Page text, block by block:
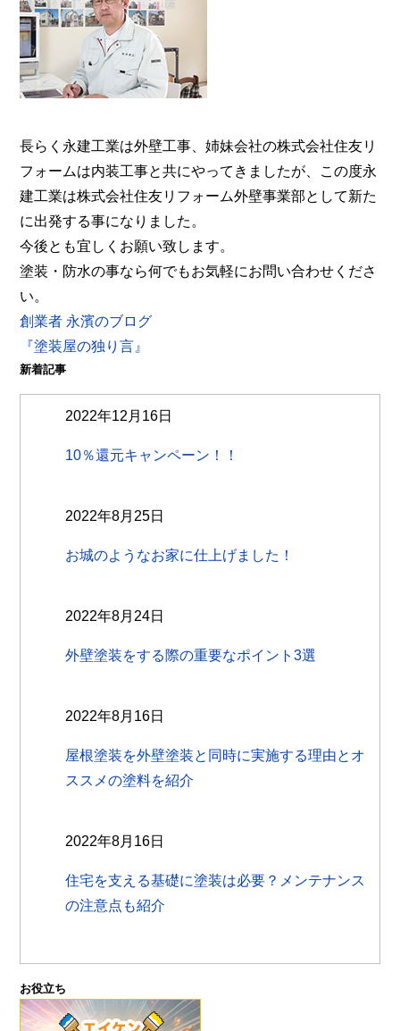
事業部へ。【電話：0800-200-5246/受付：8時～20
時土日対応】メール相談・御見積り依頼は24時間受
付。『後悔しない塗り替えガイドブック』無料進呈
長らく永建工業は外壁工事、姉妹会社の株式会社住友リ
フォームは内装工事と共にやってきましたが、この度永
建工業は株式会社住友リフォーム外壁事業部として新た
に出発する事になりました。
今後とも宜しくお願い致します。
塗装・防水の事なら何でもお気軽にお問い合わせくださ
い。
創業者 永濱のブログ
『塗装屋の独り言』
新着記事
2022年12月16日
10％還元キャンペーン！！
2022年8月25日
お城のようなお家に仕上げました！
2022年8月24日
外壁塗装をする際の重要なポイント3選
2022年8月16日
屋根塗装を外壁塗装と同時に実施する理由とオ
ススメの塗料を紹介
2022年8月16日
住宅を支える基礎に塗装は必要？メンテナンス
の注意点も紹介
お役立ち